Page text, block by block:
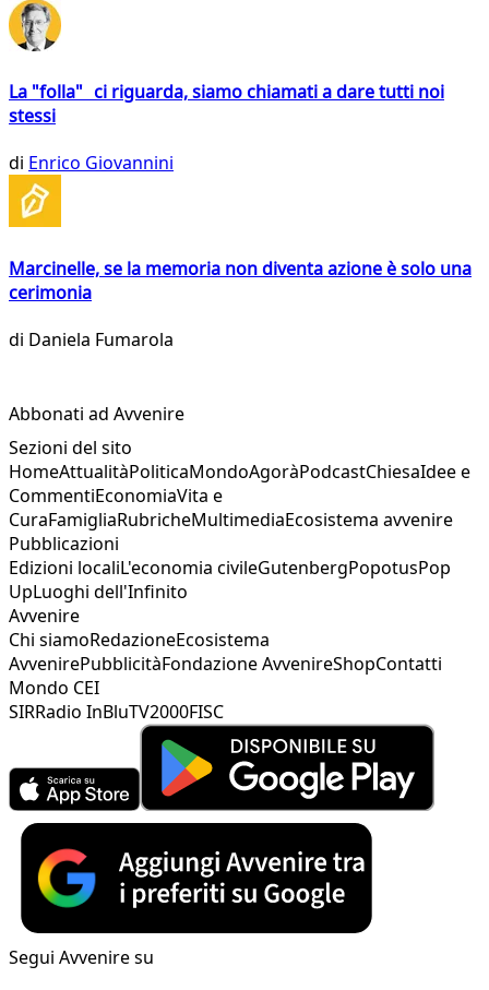
La "folla" ci riguarda, siamo chiamati a dare tutti noi
stessi
di Enrico Giovannini
Marcinelle, se la memoria non diventa azione è solo una
cerimonia
di Daniela Fumarola
Abbonati ad Avvenire
Sezioni del sito
HomeAttualitàPoliticaMondoAgoràPodcastChiesaIdee e
CommentiEconomiaVita e
CuraFamigliaRubricheMultimediaEcosistema avvenire
Pubblicazioni
Edizioni localiL'economia civileGutenbergPopotusPop
UpLuoghi dell'Infinito
Avvenire
Chi siamoRedazioneEcosistema
AvvenirePubblicitàFondazione AvvenireShopContatti
Mondo CEI
SIRRadio InBluTV2000FISC
Segui Avvenire su